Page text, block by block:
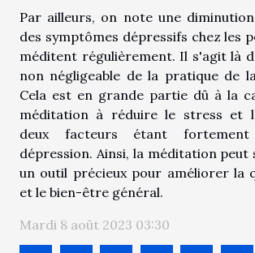
Par ailleurs, on note une
des symptômes dépressifs chez les
méditent régulièrement. Il s'agit là
non négligeable de la pratique de
Cela est en grande partie dû à la
méditation à réduire le stress et
deux facteurs étant
dépression. Ainsi, la méditation
un outil précieux pour améliorer la
et le bien-être général.
Mardi 8 août 2023 03:30